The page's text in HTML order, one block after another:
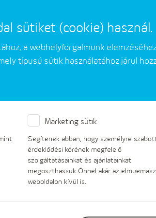
a fűtési
sütiket (cookie) használ.
a webhelyforgalmunk
típusú sütik használatához járul
Marketing sütik
Segítenek abban, hogy személyre
érdeklődési körének megfelelő
szolgáltatásainkat és ajánlatainkat
megoszthassuk Önnel akár az
weboldalon kívül is.